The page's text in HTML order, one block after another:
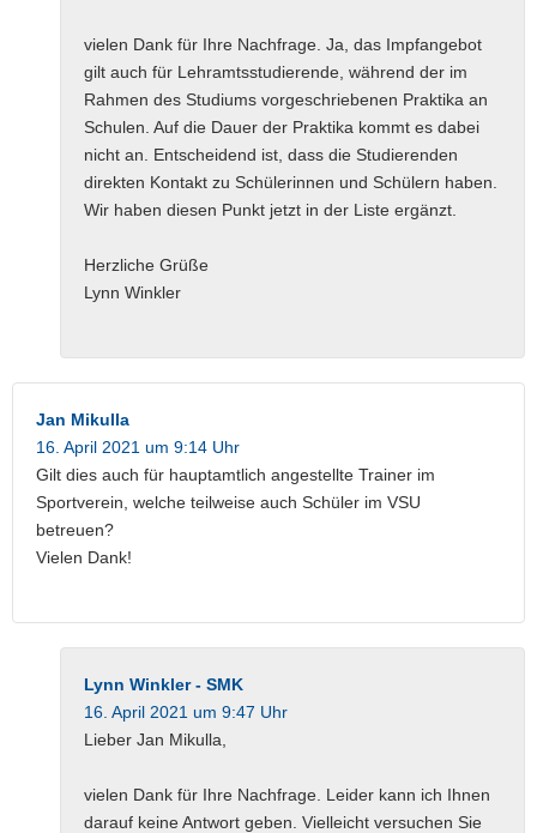
vielen Dank für Ihre Nachfrage. Ja, das Impfangebot
gilt auch für Lehramtsstudierende, während der im
Rahmen des Studiums vorge­schriebenen Praktika an
Schulen. Auf die Dauer der Praktika kommt es dabei
nicht an. Entscheidend ist, dass die Studierenden
direkten Kontakt zu Schülerinnen und Schülern haben.
Wir haben diesen Punkt jetzt in der Liste ergänzt.
Herzliche Grüße
Lynn Winkler
Jan Mikulla
16. April 2021 um 9:14 Uhr
Gilt dies auch für hauptamtlich angestellte Trainer im
Sportverein, welche teilweise auch Schüler im VSU
betreuen?
Vielen Dank!
Lynn Winkler - SMK
16. April 2021 um 9:47 Uhr
Lieber Jan Mikulla,
vielen Dank für Ihre Nachfrage. Leider kann ich Ihnen
darauf keine Antwort geben. Vielleicht versuchen Sie